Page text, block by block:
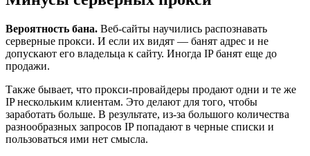
Вероятность бана. Веб-сайты научились распознавать
серверные прокси. И если их видят — банят адрес и не
допускают его владельца к сайту. Иногда IP банят еще до
продажи.
Также бывает, что прокси-провайдеры продают одни и те же
IP нескольким клиентам. Это делают для того, чтобы
заработать больше. В результате, из-за большого количества
разнообразных запросов IP попадают в черные списки и
пользоваться ими нет смысла.